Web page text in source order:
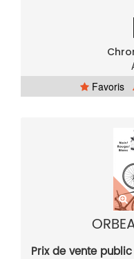
Favoris
Prix de vente